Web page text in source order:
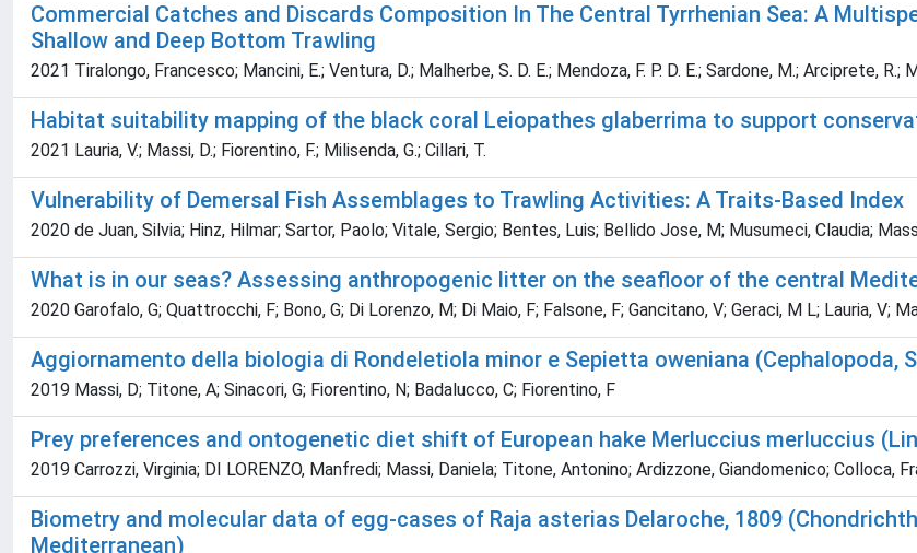
Commercial Catches and Discards Composition In The Central Tyrrhenian Sea: A
Shallow and Deep Bottom Trawling
2021 Tiralongo, Francesco; Mancini, E.; Ventura, D.; Malherbe, S. D. E.; Mendoza, F. P. D. E.; Sardone, M.; Arciprete, R.;
Habitat suitability mapping of the black coral Leiopathes glaberrima to support
2021 Lauria, V.; Massi, D.; Fiorentino, F.; Milisenda, G.; Cillari, T.
Vulnerability of Demersal Fish Assemblages to Trawling Activities: A Traits-Based Index
2020 de Juan, Silvia; Hinz, Hilmar; Sartor, Paolo; Vitale, Sergio; Bentes, Luis; Bellido Jose, M; Musumeci, Claudia;
What is in our seas? Assessing anthropogenic litter on the seafloor of the central
2020 Garofalo, G; Quattrocchi, F; Bono, G; Di Lorenzo, M; Di Maio, F; Falsone, F; Gancitano, V; Geraci, M L; Lauria, V;
Aggiornamento della biologia di Rondeletiola minor e Sepietta oweniana (Cephalopoda,
2019 Massi, D; Titone, A; Sinacori, G; Fiorentino, N; Badalucco, C; Fiorentino, F
Prey preferences and ontogenetic diet shift of European hake Merluccius merluccius
2019 Carrozzi, Virginia; DI LORENZO, Manfredi; Massi, Daniela; Titone, Antonino; Ardizzone, Giandomenico; Colloca,
Biometry and molecular data of egg-cases of Raja asterias Delaroche, 1809
Mediterranean)